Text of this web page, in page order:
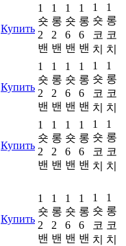
Купить
1
숏
2
밴
1
롱
2
밴
1
숏
6
밴
1
롱
6
밴
1
숏
코
치
1
롱
코
치
Купить
1
숏
2
밴
1
롱
2
밴
1
숏
6
밴
1
롱
6
밴
1
숏
코
치
1
롱
코
치
Купить
1
숏
2
밴
1
롱
2
밴
1
숏
6
밴
1
롱
6
밴
1
숏
코
치
1
롱
코
치
Купить
1
숏
2
밴
1
롱
2
밴
1
숏
6
밴
1
롱
6
밴
1
숏
코
치
1
롱
코
치